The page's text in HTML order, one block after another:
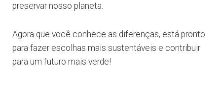
preservar nosso planeta.
Agora que você conhece as diferenças, está pronto
para fazer escolhas mais sustentáveis e contribuir
para um futuro mais verde!